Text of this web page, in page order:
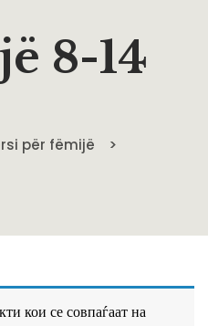
8-14
për fëmijë
кои се совпаѓаат на